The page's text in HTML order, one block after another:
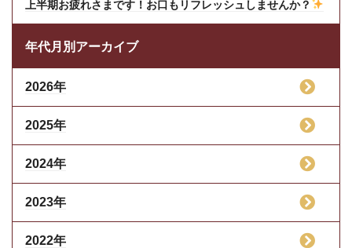
上半期お疲れさまです！お口もリフレッシュしませんか？
年代月別アーカイブ
2026年
2025年
2024年
2023年
2022年